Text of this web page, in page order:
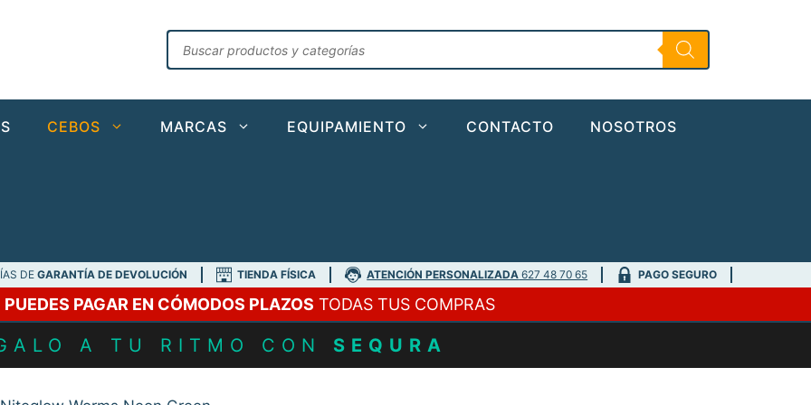
Búsqueda
de
productos
CEBOS MARCAS EQUIPAMIENTO CONTACTO NOSOTROS
DEGARANTÍA DE DEVOLUCIÓN TIENDA FÍSICA ATENCIÓN PERSONALIZADA 627 48 70 65 PAGO SEGURO
PUEDES PAGAR EN CÓMODOS PLAZOS TODAS TUS COMPRAS
A TU RITMO CON SEQURA
Worms
Green